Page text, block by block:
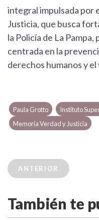
integral impulsada por
Justicia, que busca
la Policía de La
centrada en la
derechos humanos y
Paula Grotto
Instituto
Memoria Verdad y Justicia
ANTERIOR
También te